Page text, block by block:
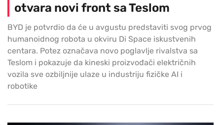
otvara novi front sa Teslom
BYD je potvrdio da će u avgustu predstaviti svog prvog
humanoidnog robota u okviru Di Space iskustvenih
centara. Potez označava novo poglavlje rivalstva sa
Teslom i pokazuje da kineski proizvođači električnih
vozila sve ozbiljnije ulaze u industriju fizičke AI i
robotike